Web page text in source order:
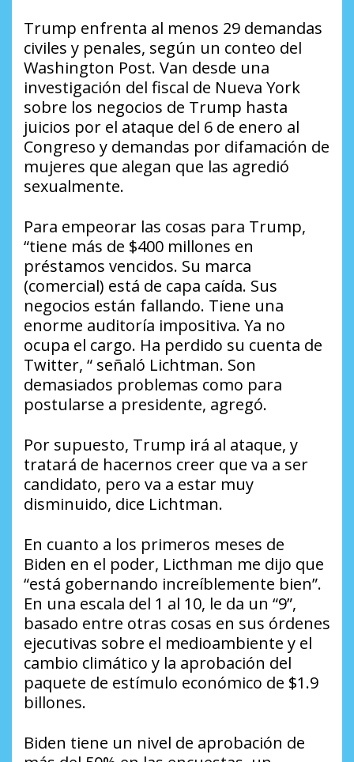
Trump enfrenta al menos 29 demandas
civiles y penales, según un conteo del
Washington Post. Van desde una
investigación del fiscal de Nueva York
sobre los negocios de Trump hasta
juicios por el ataque del 6 de enero al
Congreso y demandas por difamación de
mujeres que alegan que las agredió
sexualmente.
Para empeorar las cosas para Trump,
“tiene más de $400 millones en
préstamos vencidos. Su marca
(comercial) está de capa caída. Sus
negocios están fallando. Tiene una
enorme auditoría impositiva. Ya no
ocupa el cargo. Ha perdido su cuenta de
Twitter, “ señaló Lichtman. Son
demasiados problemas como para
postularse a presidente, agregó.
Por supuesto, Trump irá al ataque, y
tratará de hacernos creer que va a ser
candidato, pero va a estar muy
disminuido, dice Lichtman.
En cuanto a los primeros meses de
Biden en el poder, Licthman me dijo que
“está gobernando increíblemente bien”.
En una escala del 1 al 10, le da un “9”,
basado entre otras cosas en sus órdenes
ejecutivas sobre el medioambiente y el
cambio climático y la aprobación del
paquete de estímulo económico de $1.9
billones.
Biden tiene un nivel de aprobación de